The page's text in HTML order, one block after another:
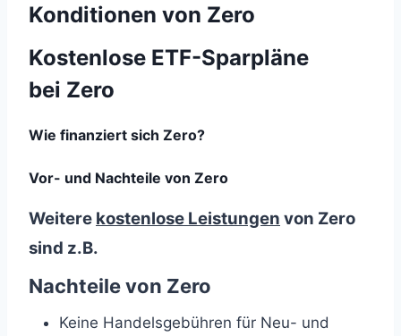
Konditionen von Zero
Kostenlose ETF-Sparpläne
bei Zero
Wie finanziert sich Zero?
Vor- und Nachteile von Zero
Weitere kostenlose Leistungen von Zero
sind z.B.
Nachteile von Zero
Keine Handelsgebühren für Neu- und